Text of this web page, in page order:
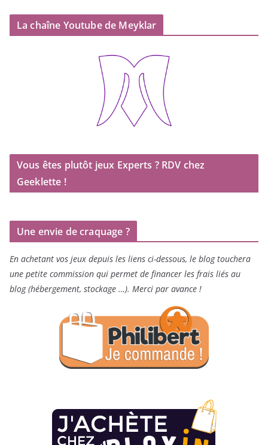
La chaîne Youtube de Meyklar
Vous êtes plutôt jeux Experts ? RDV chez
Geeklette !
Une envie de craquage ?
En achetant vos jeux depuis les liens ci-dessous, le blog touchera
une petite commission qui permet de financer les frais liés au
blog (hébergement, stockage …). Merci par avance !